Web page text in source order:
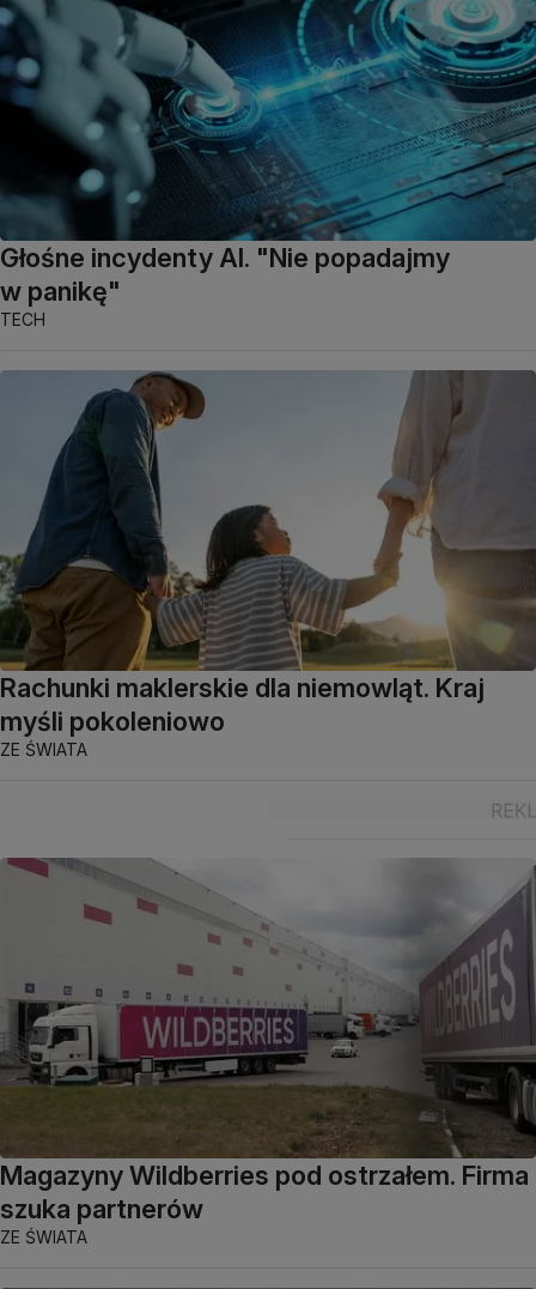
Głośne incydenty AI. "Nie popadajmy
w panikę"
TECH
Rachunki maklerskie dla niemowląt. Kraj
myśli pokoleniowo
ZE ŚWIATA
Magazyny Wildberries pod ostrzałem. Firma
szuka partnerów
ZE ŚWIATA